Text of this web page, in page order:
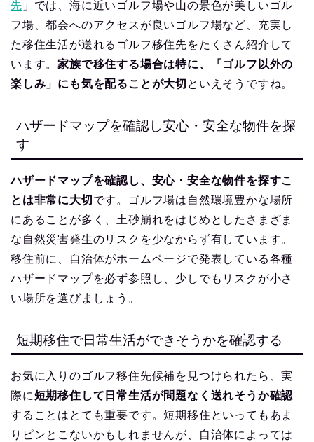
先 」では、海に近いゴルフ場や山の景色が美しいゴル
フ場、都会へのアクセスが良いゴルフ場など、充実し
た移住生活が送れるゴルフ移住先をたくさん紹介して
います。家族で移住する場合は特に、「ゴルフ以外の
楽しみ」にも気を配ることが大切 といえそうですね。
ハザードマップを確認し安心・安全な物件を探
す
ハザードマップを確認し、安心・安全な物件を探すこ
とは非常に大切 です。ゴルフ場は自然環境豊かな場所
にあることが多く、土砂崩れをはじめとしたさまざま
な自然災害発生のリスクを少なからず有しています。
移住前に、自治体がホームページで発表している各種
ハザードマップを必ず参照し、少しでもリスクが小さ
い場所を選びましょう。
短期移住で日常生活ができそうかを確認する
お気に入りのゴルフ移住先候補を見つけられたら、実
際に短期移住して日常生活が問題なく送れそうか確認
することはとても重要です。短期移住といってもあま
りピンとこないかもしれませんが、自治体によっては